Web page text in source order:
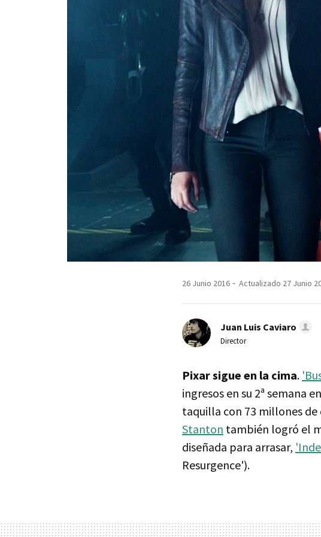
26 Junio 2016 Actualizado 27 Junio
Juan Luis Caviaro
Director
Pixar sigue en la cima.
ingresos en su 2ª semana
taquilla con 73 millones
Stanton también logró el
diseñada para arrasar,
Resurgence').